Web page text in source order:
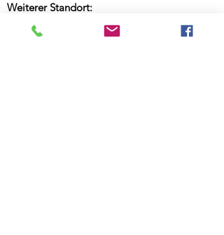
Weiterer Standort:
Salmsacherstrasse 9